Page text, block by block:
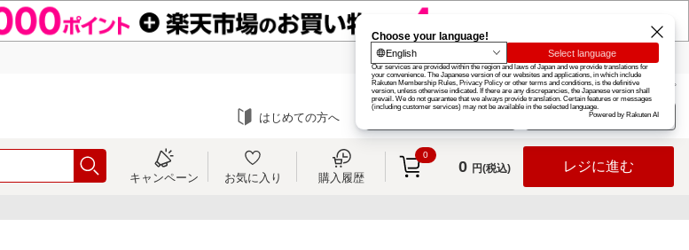
楽天グループ カード
お知らせ ヘルプ
はじめての方へ ログイン
キャンペーン お気に入り 購入履歴
0
0 円(税込) レジに進む